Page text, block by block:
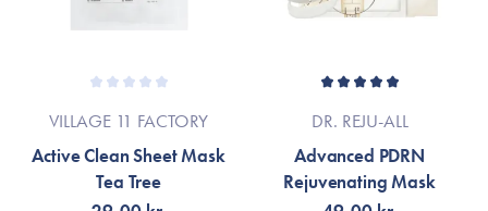
VILLAGE 11 FACTORY
Active Clean Sheet Mask
Tea Tree
DR. REJU-ALL
Advanced PDRN
Rejuvenating Mask